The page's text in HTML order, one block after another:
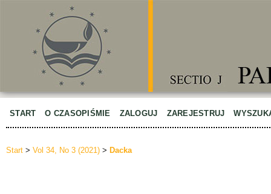
START O CZASOPIŚMIE ZALOGUJ ZAREJESTRUJ
Start > Vol 34, No 3 (2021) > Dacka